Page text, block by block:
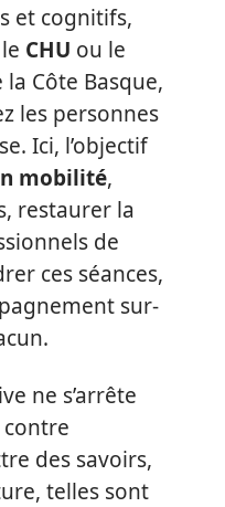
et cognitifs,
CHU ou le
Côte Basque,
les personnes
Ici, l’objectif
mobilité,
restaurer la
de
ces séances,
sur-
ne s’arrête
contre
des savoirs,
telles sont